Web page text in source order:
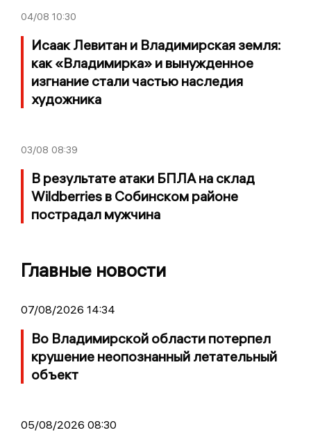
04/08 10:30
Исаак Левитан и Владимирская земля:
как «Владимирка» и вынужденное
изгнание стали частью наследия
художника
03/08 08:39
В результате атаки БПЛА на склад
Wildberries в Собинском районе
пострадал мужчина
Главные новости
07/08/2026 14:34
Во Владимирской области потерпел
крушение неопознанный летательный
объект
05/08/2026 08:30